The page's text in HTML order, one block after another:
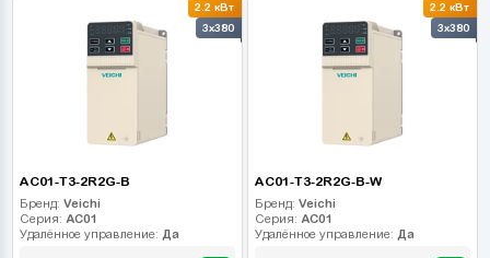
2.2 кВт
3x380
AC01-T3-2R2G-B
Бренд: Veichi
Серия: AC01
Удалённое управление: Да
2.2 кВт
3x380
AC01-T3-2R2G-B-W
Бренд: Veichi
Серия: AC01
Удалённое управление: Да